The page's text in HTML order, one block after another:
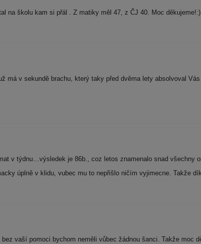
na školu kam si přál . Z matiky měl 47, z ČJ 40. Moc děkujeme!:)
má v sekundě brachu, který taky před dvěma lety absolvoval
v týdnu…výsledek je 86b., coz letos znamenalo snad všechny
úplně v klidu, vubec mu to nepřišlo ničím vyjimecne. Takže
vaší pomoci bychom neměli vůbec žádnou šanci. Takže moc